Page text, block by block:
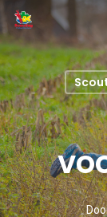
Skip
to
main
content